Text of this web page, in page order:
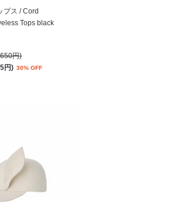
プス / Cord
Tops black
円)
円) 30% OFF